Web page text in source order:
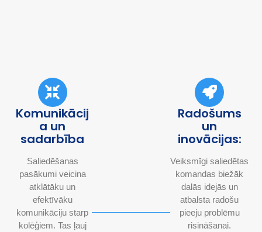
Komunikācij
a un
sadarbība
Saliedēšanas
pasākumi veicina
atklātāku un
efektīvāku
komunikāciju starp
kolēģiem. Tas ļauj
Radošums
un
inovācijas:
Veiksmīgi saliedētas
komandas biežāk
dalās idejās un
atbalsta radošu
pieeju problēmu
risināšanai.